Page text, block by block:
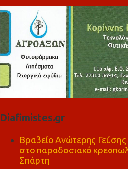
Diafimistes.gr
Βραβείο Ανώτερης
στο παραδοσιακό
Σπάρτη